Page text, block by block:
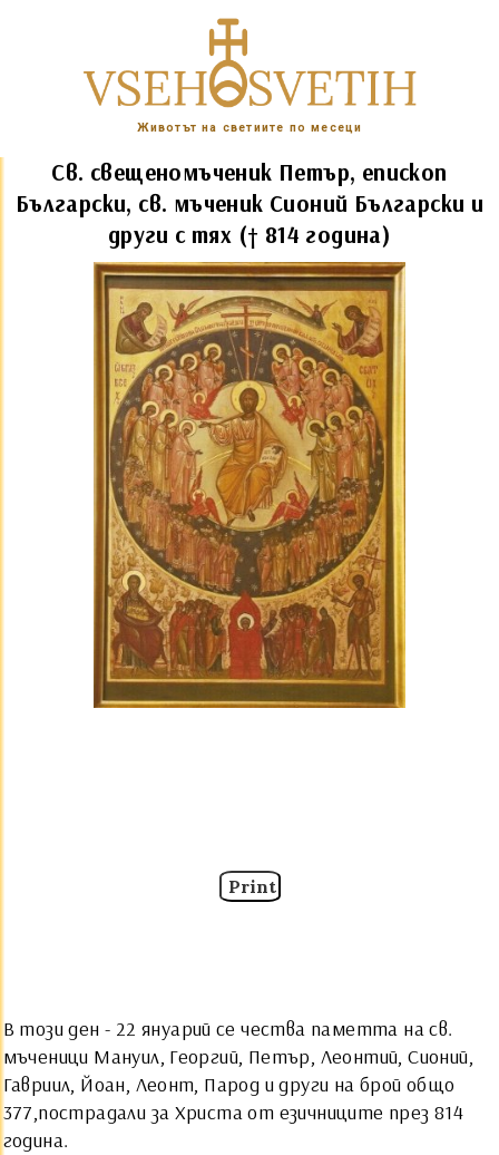
Животът на светиите по месеци
Св. свещеномъченик Петър, епископ
Български, св. мъченик Сионий Български и
други с тях († 814 година)
Print
В този ден - 22 януарий се чества паметта на св.
мъченици Мануил, Георгий, Петър, Леонтий, Сионий,
Гавриил, Йоан, Леонт, Парод и други на брой общо
377,пострадали за Христа от езичниците през 814
година.